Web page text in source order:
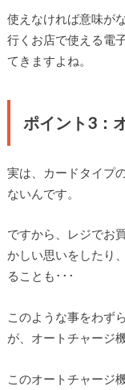
使えなければ意味が
行くお店で使える電
てきますよね。
ポイント3：
実は、カードタイプ
ないんです。
ですから、レジでお
かしい思いをしたり
ることも･･･
このような事をわず
が、オートチャージ
このオートチャージ